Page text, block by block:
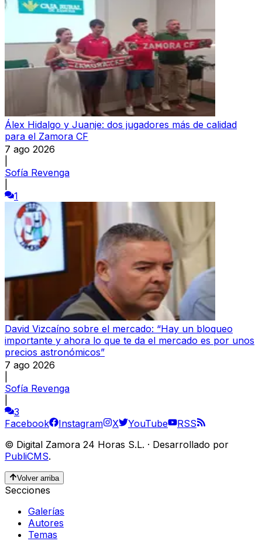
Álex Hidalgo y Juanje: dos jugadores más de calidad
para el Zamora CF
7 ago 2026
Sofía Revenga
1
David Vizcaíno sobre el mercado: “Hay un bloqueo
importante y ahora lo que te da el mercado es por unos
precios astronómicos”
7 ago 2026
Sofía Revenga
3
Facebook
Instagram X YouTube
RSS
© Digital Zamora 24 Horas S.L. · Desarrollado por
PubliCMS.
Volver arriba
Secciones
Galerías
Autores
Temas